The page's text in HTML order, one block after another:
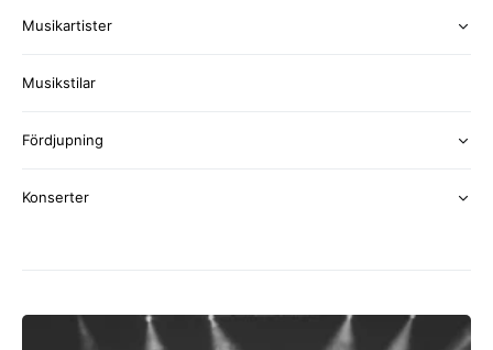
Musikartister
Musikstilar
Fördjupning
Konserter